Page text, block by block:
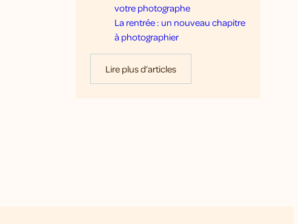
votre photographe
La rentrée : un nouveau chapitre
à photographier
Lire plus d’articles